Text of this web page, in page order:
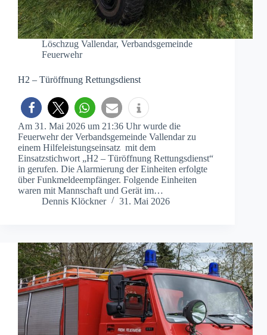
Löschzug Vallendar, Verbandsgemeinde
Feuerwehr
H2 – Türöffnung Rettungsdienst
Am 31. Mai 2026 um 21:36 Uhr wurde die
Feuerwehr der Verbandsgemeinde Vallendar zu
einem Hilfeleistungseinsatz mit dem
Einsatzstichwort „H2 – Türöffnung Rettungsdienst“
in gerufen. Die Alarmierung der Einheiten erfolgte
über Funkmeldeempfänger. Folgende Einheiten
waren mit Mannschaft und Gerät im…
Dennis Klöckner
31. Mai 2026